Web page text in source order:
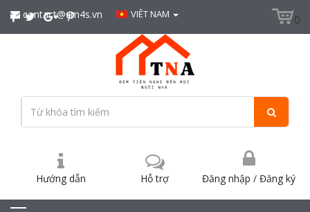
contact@sm4s.vn VIÊT NAM 0
Đăng nhập/Đăng ký
Hướng dẫn Hỗ trợ